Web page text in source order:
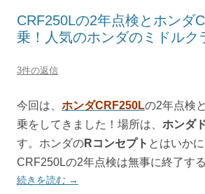
CRF250Lの2年点検とホンダ
乗！人気のホンダのミドルク
3件の返信
今回は、 ホンダCRF250Lの2年点検と
乗をしてきました！場所は、 ホンダ
す。ホンダのRコンセプト とはいかに
CRF250Lの2年点検は無事に終了す
続きを読む →